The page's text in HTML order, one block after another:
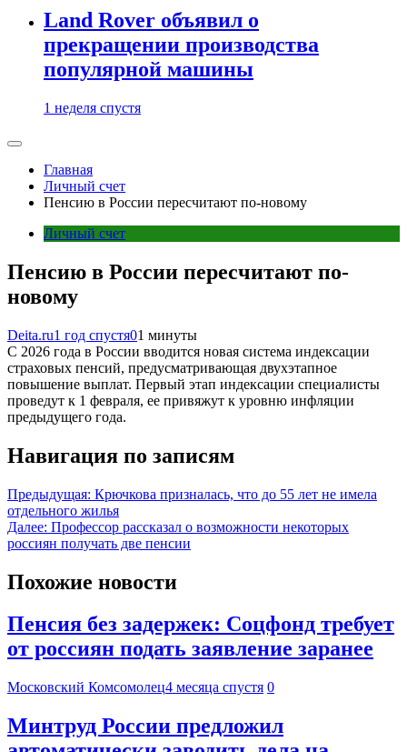
Land Rover объявил о
прекращении производства
популярной машины
1 неделя спустя
Главная
Личный счет
Пенсию в России пересчитают по-новому
Личный счет
Пенсию в России пересчитают по-
новому
Deita.ru1 год спустя01 минуты
С 2026 года в России вводится новая система индексации
страховых пенсий, предусматривающая двухэтапное
повышение выплат. Первый этап индексации специалисты
проведут к 1 февраля, ее привяжут к уровню инфляции
предыдущего года.
Навигация по записям
Предыдущая: Крючкова призналась, что до 55 лет не имела
отдельного жилья
Далее: Профессор рассказал о возможности некоторых
россиян получать две пенсии
Похожие новости
Пенсия без задержек: Соцфонд требует
от россиян подать заявление заранее
Московский Комсомолец4 месяца спустя 0
Минтруд России предложил